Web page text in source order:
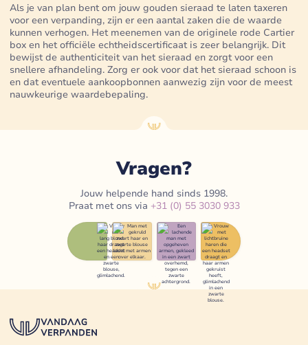
Als je van plan bent om jouw gouden sieraad te laten taxeren
voor een verpanding, zijn er een aantal zaken die de waarde
kunnen verhogen. Het meenemen van de originele rode Cartier
box en het officiële echtheidscertificaat is zeer belangrijk. Dit
bewijst de authenticiteit van het sieraad en zorgt voor een
snellere afhandeling. Zorg er ook voor dat het sieraad schoon is
en dat eventuele aankoopbonnen aanwezig zijn voor de meest
nauwkeurige waardebepaling.
Vragen?
Jouw helpende hand sinds 1998.
Praat met ons via +31 (0) 55 3030 933